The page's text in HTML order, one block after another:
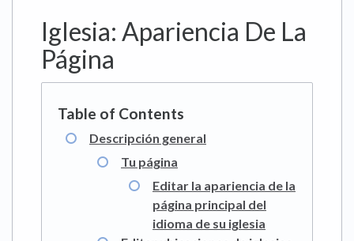
Iglesia: Apariencia De La
Página
Descripción general
Tu página
Editar la apariencia de la
página principal del
idioma de su iglesia